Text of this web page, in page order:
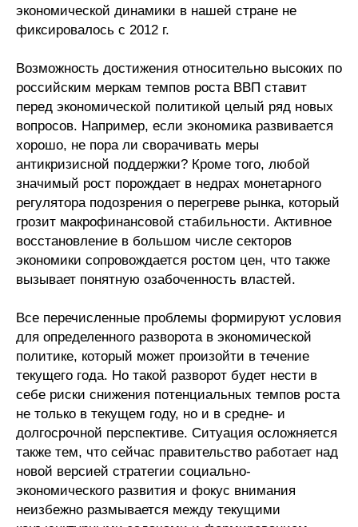
О журнале
Редакционная этика
Общие требования
Стандарты оформления
Энергетический семинар
Российско-французский семинар
ЦДУ
Материалы
экономической динамики в нашей стране не
фиксировалось с 2012 г.
Возможность достижения относительно высоких по
российским меркам темпов роста ВВП ставит
перед экономической политикой целый ряд новых
вопросов. Например, если экономика развивается
хорошо, не пора ли сворачивать меры
антикризисной поддержки? Кроме того, любой
значимый рост порождает в недрах монетарного
регулятора подозрения о перегреве рынка, который
грозит макрофинансовой стабильности. Активное
восстановление в большом числе секторов
экономики сопровождается ростом цен, что также
вызывает понятную озабоченность властей.
Все перечисленные проблемы формируют условия
для определенного разворота в экономической
политике, который может произойти в течение
текущего года. Но такой разворот будет нести в
себе риски снижения потенциальных темпов роста
не только в текущем году, но и в средне- и
долгосрочной перспективе. Ситуация осложняется
также тем, что сейчас правительство работает над
новой версией стратегии социально-
экономического развития и фокус внимания
неизбежно размывается между текущими